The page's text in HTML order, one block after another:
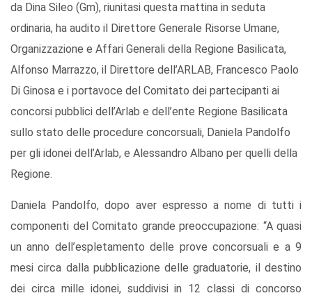
da Dina Sileo (Gm), riunitasi questa mattina in seduta
ordinaria, ha audito il Direttore Generale Risorse Umane,
Organizzazione e Affari Generali della Regione Basilicata,
Alfonso Marrazzo, il Direttore dell’ARLAB, Francesco Paolo
Di Ginosa e i portavoce del Comitato dei partecipanti ai
concorsi pubblici dell’Arlab e dell’ente Regione Basilicata
sullo stato delle procedure concorsuali, Daniela Pandolfo
per gli idonei dell’Arlab, e Alessandro Albano per quelli della
Regione.
Daniela Pandolfo, dopo aver espresso a nome di tutti i
componenti del Comitato grande preoccupazione: “A quasi
un anno dell’espletamento delle prove concorsuali e a 9
mesi circa dalla pubblicazione delle graduatorie, il destino
dei circa mille idonei, suddivisi in 12 classi di concorso